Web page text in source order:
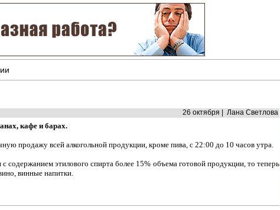
26 октября | Лана Светлова
кафе и барах.
продажу всей алкогольной продукции, кроме пива, с 22:00 до 10 часов утра.
содержанием этилового спирта более 15% объема готовой продукции, то теперь
винные напитки.